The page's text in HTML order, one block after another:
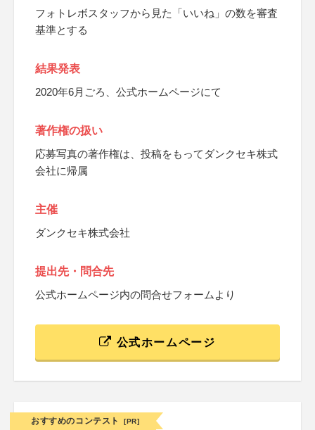
フォトレボスタッフから見た「いいね」の数を審査
基準とする
結果発表
2020年6月ごろ、公式ホームページにて
著作権の扱い
応募写真の著作権は、投稿をもってダンクセキ株式
会社に帰属
主催
ダンクセキ株式会社
提出先・問合先
公式ホームページ内の問合せフォームより
公式ホームページ
おすすめのコンテスト [PR]